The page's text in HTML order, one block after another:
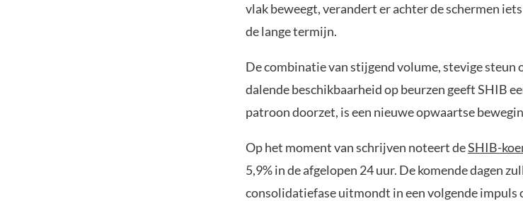
vlak beweegt, verandert er achter de schermen
de lange termijn.
De combinatie van stijgend volume, stevige steun
dalende beschikbaarheid op beurzen geeft SHIB
patroon doorzet, is een nieuwe opwaartse
Op het moment van schrijven noteert deSHIB-
5,9% in de afgelopen 24 uur. De komende dagen
consolidatiefase uitmondt in een volgende impuls